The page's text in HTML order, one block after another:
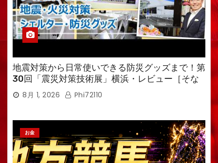
地震対策から日常使いできる防災グッズまで！第
30回「震災対策技術展」横浜・レビュー［そな
えるTV・高荷智也］
8月 1, 2026 Phi72110
お金